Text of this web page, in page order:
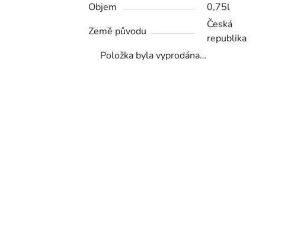
Objem
0,75l
Země původu
Česká
republika
Položka byla vyprodána…